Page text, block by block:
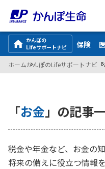
ご契約者さま
保険をご検討中のお
かんぽの
Lifeサポートナビ
保険
ホームかんぽのLifeサポートナビ
「お金」の記事
税金や年金など、お金の
将来の備えに役立つ情報